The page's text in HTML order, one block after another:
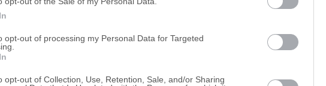
opt-out of processing my Personal Data for Targeted
opt-out of Collection, Use, Retention, Sale, and/or Sharing